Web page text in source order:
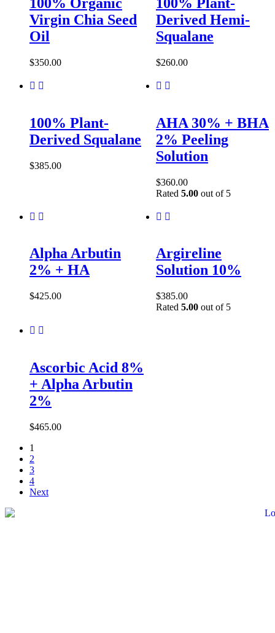
Virgin Chia Seed
Oil
$350.00
Derived Hemi-
Squalane
$260.00
100% Plant-
Derived Squalane
$385.00
AHA 30% + BHA
2% Peeling
Solution
$360.00
Rated 5.00 out of 5
Alpha Arbutin
2% + HA
$425.00
Argireline
Solution 10%
$385.00
Rated 5.00 out of 5
Ascorbic Acid 8%
+ Alpha Arbutin
2%
$465.00
1
2
3
4
Next